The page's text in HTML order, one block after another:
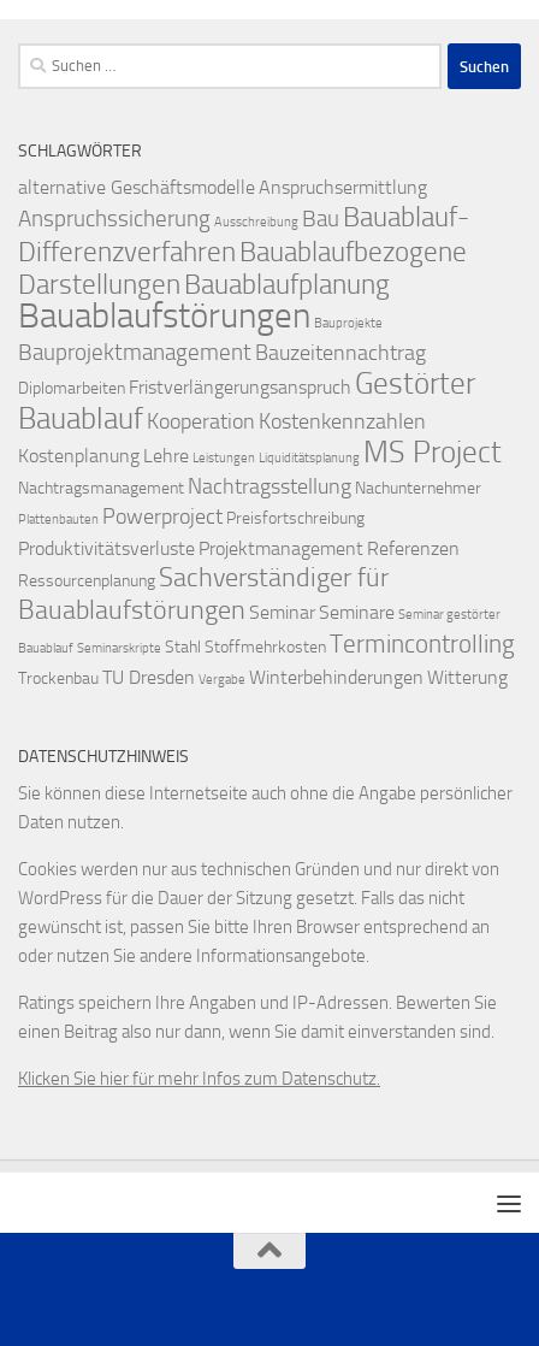
Suchen
nach:
SCHLAGWÖRTER
alternative GeschäftsmodelleAnspruchsermittlung
Anspruchssicherung Ausschreibung Bau Bauablauf-
Differenzverfahren Bauablaufbezogene
Darstellungen Bauablaufplanung
Bauablaufstörungen Bauprojekte
Bauprojektmanagement Bauzeitennachtrag
Diplomarbeiten Fristverlängerungsanspruch Gestörter
Bauablauf Kooperation Kostenkennzahlen
Kostenplanung Lehre Leistungen Liquiditätsplanung MS Project
Nachtragsmanagement Nachtragsstellung Nachunternehmer
Plattenbauten Powerproject Preisfortschreibung
Produktivitätsverluste Projektmanagement Referenzen
Ressourcenplanung Sachverständiger für
Bauablaufstörungen Seminar Seminare Seminar gestörter
Bauablauf Seminarskripte Stahl StoffmehrkostenTermincontrolling
TrockenbauTU Dresden Vergabe Winterbehinderungen Witterung
DATENSCHUTZHINWEIS
Sie können diese Internetseite auch ohne die Angabe persönlicher
Daten nutzen.
Cookies werden nur aus technischen Gründen und nur direkt von
WordPress für die Dauer der Sitzung gesetzt. Falls das nicht
gewünscht ist, passen Sie bitte Ihren Browser entsprechend an
oder nutzen Sie andere Informationsangebote.
Ratings speichern Ihre Angaben und IP-Adressen. Bewerten Sie
einen Beitrag also nur dann, wenn Sie damit einverstanden sind.
Klicken Sie hier für mehr Infos zum Datenschutz.